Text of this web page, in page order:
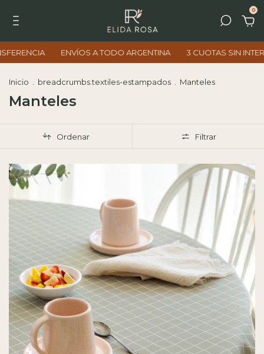
0
A TODO ARGENTINA 3 CUOTAS SIN INTERÉS 10% OFF
Inicio breadcrumbs.textiles-estampados Manteles
Manteles
Ordenar Filtrar